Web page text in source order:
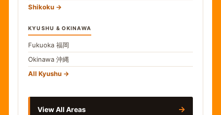
Shikoku
KYUSHU & OKINAWA
Fukuoka 福岡
Okinawa 沖縄
All Kyushu
View All Areas →